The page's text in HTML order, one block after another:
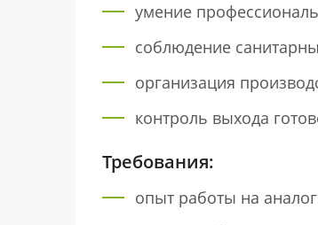
умение
соблюдение
организация
контроль выхода
Требования:
опыт работы на